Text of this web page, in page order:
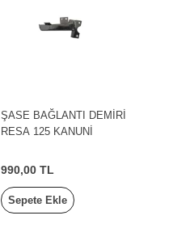
ŞASE BAĞLANTI DEMİRİ
RESA 125 KANUNİ
990,00 TL
Sepete Ekle